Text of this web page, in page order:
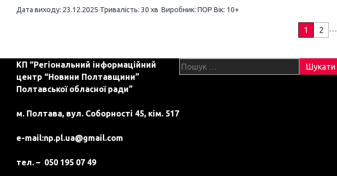
Дата виходу: 23.12.2025 Тривалість: 30 хв Виробник: ПОР Вік: 10+
г
і
ц
і
1 2 …
КП “Регіональний інформаційний
центр “Новини Полтавщини”
Полтавської обласної ради”
м. Полтава, вул. Соборності 45, кім. 517
e-mail:np.pl.ua@gmail.com
тел. – 050 195 07 49
Пошук: